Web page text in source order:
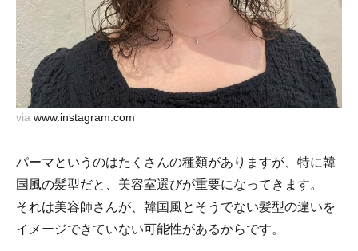
via www.instagram.com
パーマというのはたくさんの種類がありますが、特に韓
国風の髪型だと、美容室選びが重要になってきます。
それは美容師さんが、韓国風とそうでない髪型の違いを
イメージできていない可能性があるからです。